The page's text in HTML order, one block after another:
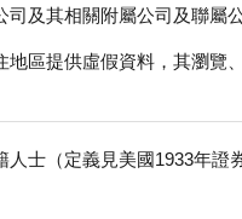
司及其相關附屬公司及聯屬
地區提供虛假資料，其瀏
士（定義見美國1933年
友邦保險